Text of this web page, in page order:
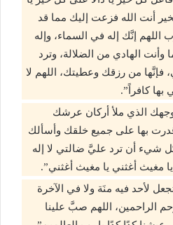
أنت الله فزعت إليك مما قد
اللهم إنَّك إله في السماء، وإله
الهادي من الضلالة، وترد
فإنَّها من رزقك وعطيتك، اللهم لا
بها كافراً”.
وجهك الذي ملأ أركان عرشك
بها على جميع خلقك وأسألك
شيء أن ترد عليَّ ضالتي لا إله
يا مغيث أغثني يا مغيث أغثني”.
لأحد فيه منَة ولا في الآخرة
الراحمين، اللهم صبَّ علينا